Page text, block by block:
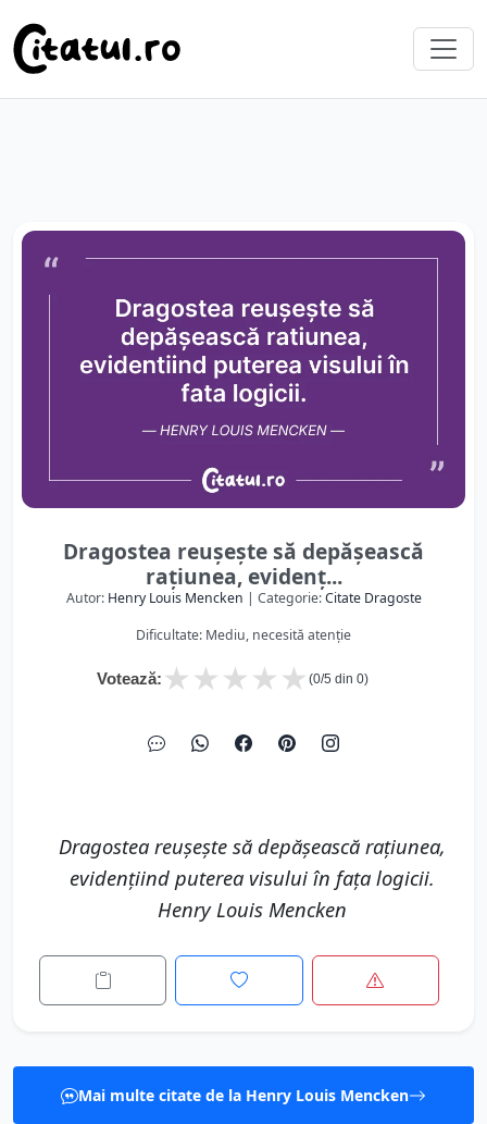
Dragostea reușește să depășească
rațiunea, evidenț...
Autor: Henry Louis Mencken | Categorie:Citate Dragoste
Dificultate: Mediu, necesită atenție
Votează: ★
★
★
★
★ (0/5 din 0)
Dragostea reușește să depășească rațiunea,
evidențiind puterea visului în fața logicii.
Henry Louis Mencken
Mai multe citate de la Henry Louis Mencken